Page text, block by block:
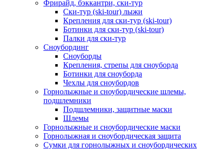
Фрирайд, бэккантри, ски-тур
Ски-тур (ski-tour) лыжи
Крепления для ски-тур (ski-tour)
Ботинки для ски-тур (ski-tour)
Палки для ски-тур
Сноубординг
Сноуборды
Крепления, стрепы для сноуборда
Ботинки для сноуборда
Чехлы для сноубордов
Горнолыжные и сноубордические шлемы,
подшлемники
Подшлемники, защитные маски
Шлемы
Горнолыжные и сноубордические маски
Горнолыжная и сноубордическая защита
Сумки для горнолыжных и сноубордических